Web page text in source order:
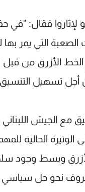
لإثاروا فقال:
الصعبة التي يمر
الخط الأزرق من
أجل تسهيل
مع الجيش اللبناني
الحالية
وبسط وجود سلطة
نحو حل سياسي